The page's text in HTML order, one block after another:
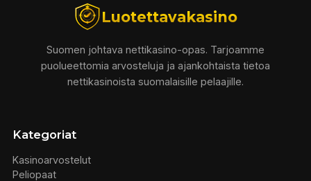
Luotettavakasino
Suomen johtava nettikasino-opas. Tarjoamme
puolueettomia arvosteluja ja ajankohtaista tietoa
nettikasinoista suomalaisille pelaajille.
Kategoriat
Kasinoarvostelut
Peliopaat